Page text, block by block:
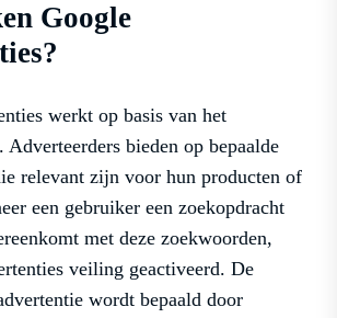
Google
werkt op basis van het
bieden op bepaalde
relevant zijn voor hun producten of
een gebruiker een zoekopdracht
met deze zoekwoorden,
veiling geactiveerd. De
wordt bepaald door